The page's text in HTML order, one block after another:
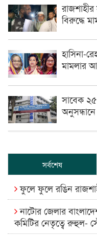
বিরুদ্ধে
হাসিনা-
মামলার
সাবেক
সর্বশেষ
ফুলে ফুলে রঙিন
নাটোর জেলার
কমিটির নেতৃত্বে রুহুল-